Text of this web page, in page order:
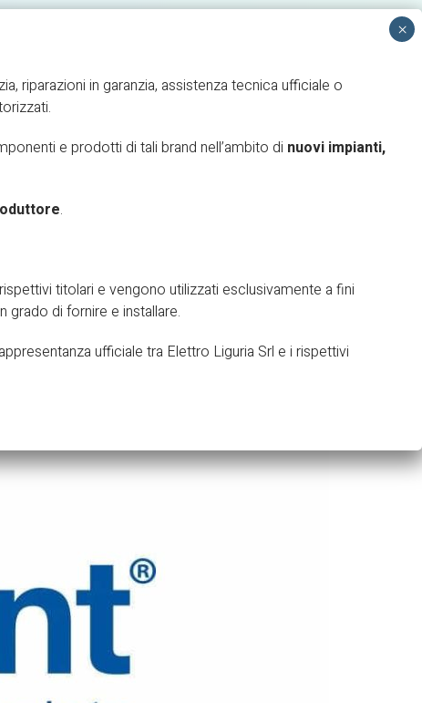
AREA RISERVATA
riparazioni in garanzia, assistenza tecnica ufficiale o
e prodotti di tali brand nell’ambito di nuovi impianti,
.
titolari e vengono utilizzati esclusivamente a fini
di fornire e installare.
ufficiale tra Elettro Liguria Srl e i rispettivi